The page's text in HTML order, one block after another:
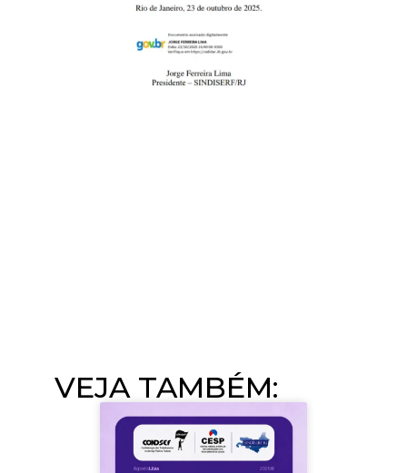
VEJA TAMBÉM:​